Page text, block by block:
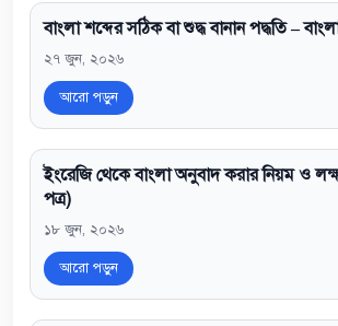
বাংলা শব্দের সঠিক বা শুদ্ধ বানান পদ্ধতি –
২৭ জুন, ২০২৬
আরো পড়ুন
ইংরেজি থেকে বাংলা অনুবাদ করার নিয়ম ও
পত্র)
১৮ জুন, ২০২৬
আরো পড়ুন